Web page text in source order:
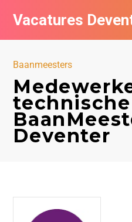
Vacatures
Baanmeesters
Deventer
Vacatures per bedrijf in
Nieuwsbrief feed